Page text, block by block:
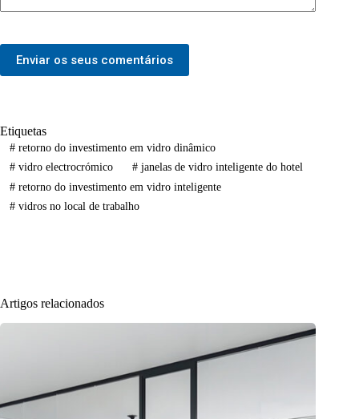
Enviar os seus comentários
Etiquetas
#retorno do investimento em vidro dinâmico
#vidro electrocrómico #janelas de vidro inteligente do hotel
#retorno do investimento em vidro inteligente
#vidros no local de trabalho
Artigos relacionados